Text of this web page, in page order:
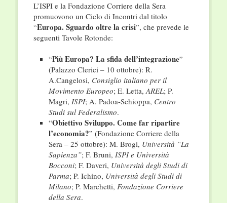
L’ISPI e la Fondazione Corriere della Sera
promuovono un Ciclo di Incontri dal titolo
“Europa. Sguardo oltre la crisi”, che prevede le
seguenti Tavole Rotonde:
“Più Europa? La sfida dell’integrazione”
(Palazzo Clerici – 10 ottobre): R.
A.Cangelosi, Consiglio italiano per il
Movimento Europeo; E. Letta,AREL; P.
Magri, ISPI; A. Padoa-Schioppa, Centro
Studi sul Federalismo.
“Obiettivo Sviluppo. Come far ripartire
l’economia?” (Fondazione Corriere della
Sera – 25 ottobre): M. Brogi, Università “La
Sapienza”; F. Bruni, ISPI e Università
Bocconi; F. Daveri, Università degli Studi di
Parma; P. Ichino, Università degli Studi di
Milano; P. Marchetti, Fondazione Corriere
della Sera.